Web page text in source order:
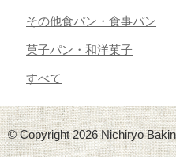
その他食パン・食事パン
菓子パン・和洋菓子
すべて
© Copyright2026 Nichiryo